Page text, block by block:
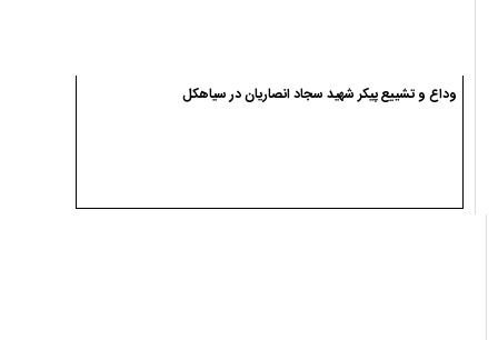
وداع و تشییع پیکر شهید سجاد انصاریان در سیاهکل